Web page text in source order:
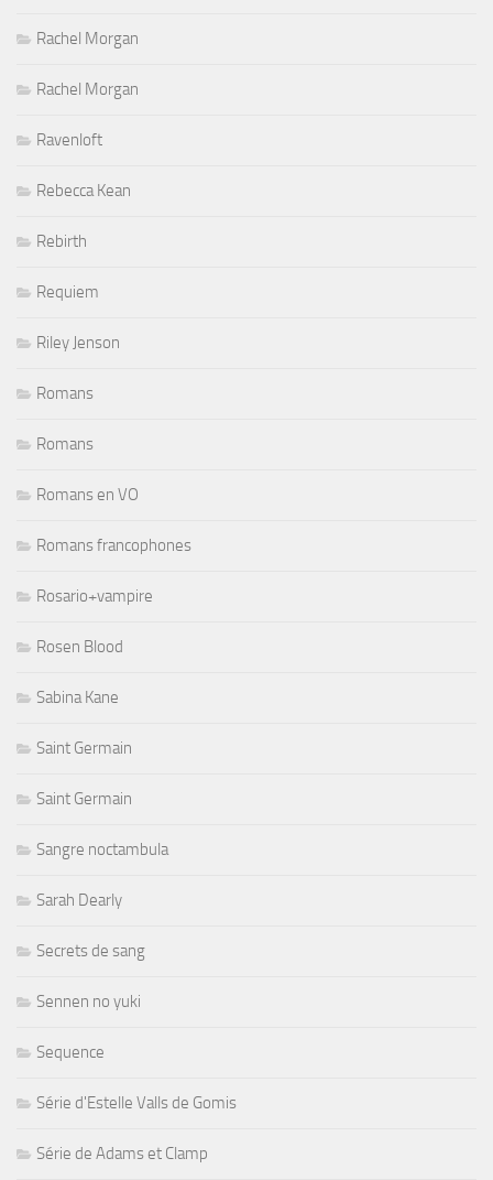
Rachel Morgan
Rachel Morgan
Ravenloft
Rebecca Kean
Rebirth
Requiem
Riley Jenson
Romans
Romans
Romans en VO
Romans francophones
Rosario+vampire
Rosen Blood
Sabina Kane
Saint Germain
Saint Germain
Sangre noctambula
Sarah Dearly
Secrets de sang
Sennen no yuki
Sequence
Série d'Estelle Valls de Gomis
Série de Adams et Clamp